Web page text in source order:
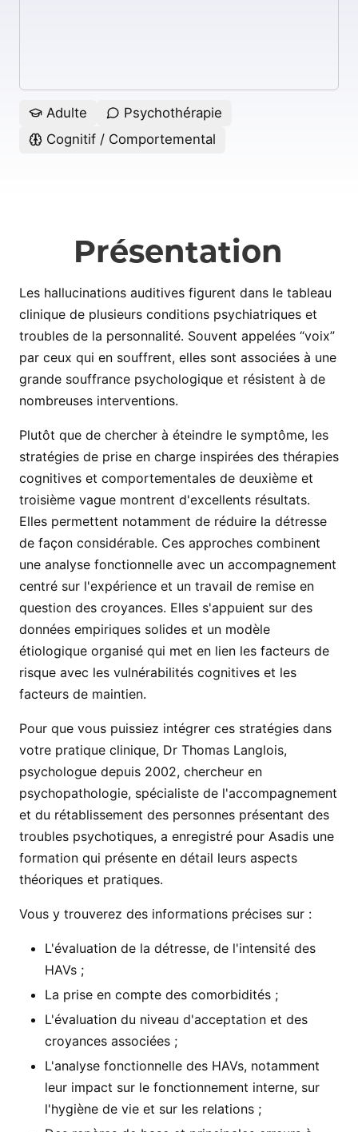
Adulte
Psychothérapie
Cognitif / Comportemental
Présentation
Les hallucinations auditives figurent dans le tableau
clinique de plusieurs conditions psychiatriques et
troubles de la personnalité. Souvent appelées “voix”
par ceux qui en souffrent, elles sont associées à une
grande souffrance psychologique et résistent à de
nombreuses interventions.
Plutôt que de chercher à éteindre le symptôme, les
stratégies de prise en charge inspirées des thérapies
cognitives et comportementales de deuxième et
troisième vague montrent d'excellents résultats.
Elles permettent notamment de réduire la détresse
de façon considérable. Ces approches combinent
une analyse fonctionnelle avec un accompagnement
centré sur l'expérience et un travail de remise en
question des croyances. Elles s'appuient sur des
données empiriques solides et un modèle
étiologique organisé qui met en lien les facteurs de
risque avec les vulnérabilités cognitives et les
facteurs de maintien.
Pour que vous puissiez intégrer ces stratégies dans
votre pratique clinique, Dr Thomas Langlois,
psychologue depuis 2002, chercheur en
psychopathologie, spécialiste de l'accompagnement
et du rétablissement des personnes présentant des
troubles psychotiques, a enregistré pour Asadis une
formation qui présente en détail leurs aspects
théoriques et pratiques.
Vous y trouverez des informations précises sur :
L'évaluation de la détresse, de l'intensité des
HAVs ;
La prise en compte des comorbidités ;
L'évaluation du niveau d'acceptation et des
croyances associées ;
L'analyse fonctionnelle des HAVs, notamment
leur impact sur le fonctionnement interne, sur
l'hygiène de vie et sur les relations ;